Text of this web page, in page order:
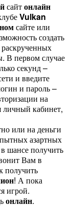
сайтонлайн
Vulkan
сайте или
создать
В первом случае
секунд –
и введите
и пароль –
на
личный кабинет,
или на деньги
азартных
шансе получить
Вам в
получить
! А пока
игрой.
онлайн.